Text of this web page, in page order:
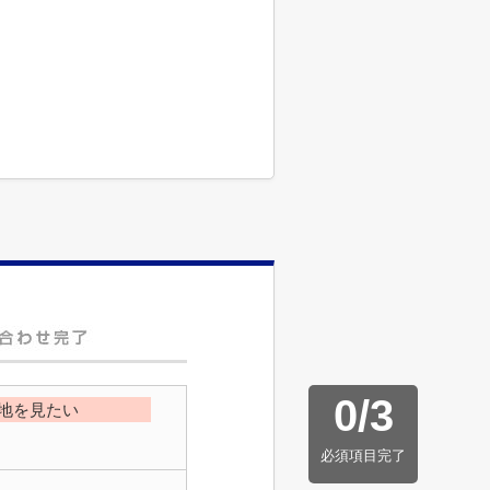
0/3
必須項目完了
を見たい